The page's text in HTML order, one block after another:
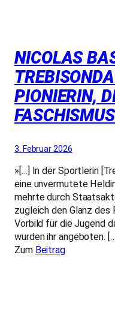
NICOLAS
PIONIERIN,
3. Februar 2026
»[…] In der Sportlerin
eine unvermutete
mehrte durch
zugleich den Glanz des
Vorbild für die Jugend
wurden ihr angeboten.
Zum Beitrag